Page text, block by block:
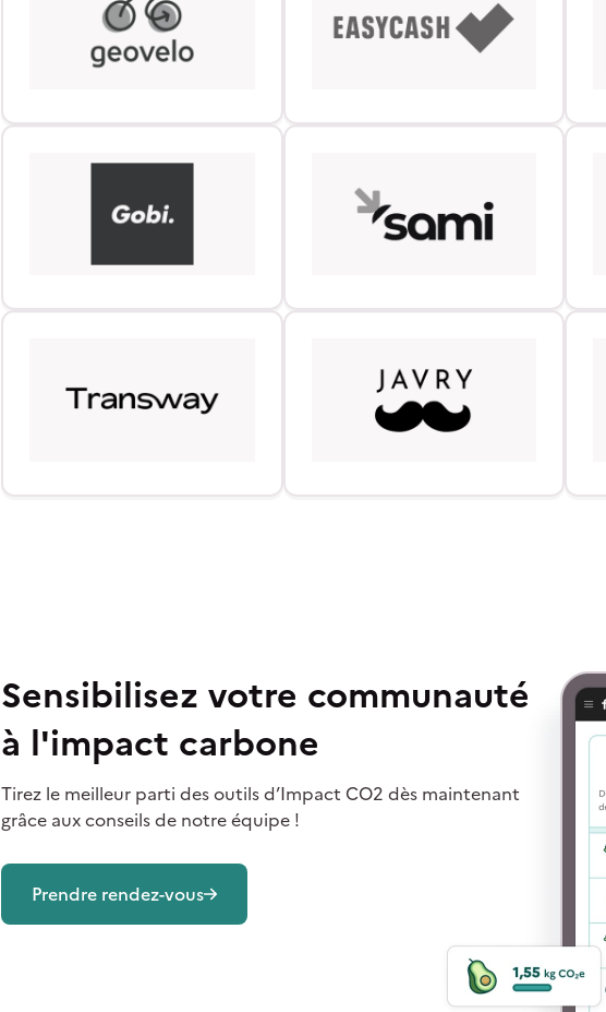
Sensibilisez votre communauté
à l'impact carbone
Tirez le meilleur parti des outils d’Impact CO2 dès maintenant
grâce aux conseils de notre équipe !
Prendre rendez-vous